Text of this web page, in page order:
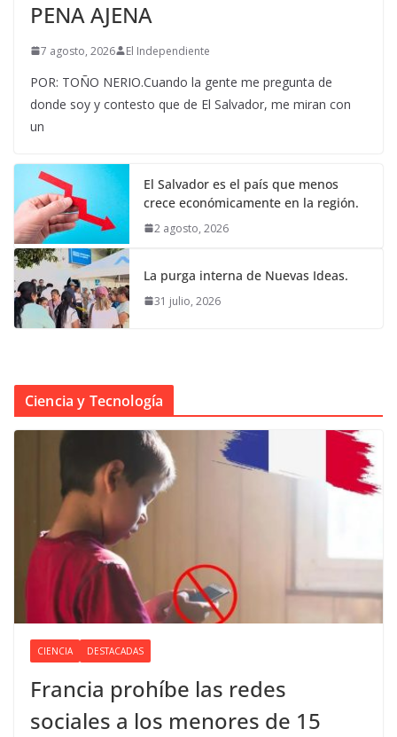
PENA AJENA
7 agosto, 2026 El Independiente
POR: TOÑO NERIO.Cuando la gente me pregunta de
donde soy y contesto que de El Salvador, me miran con
un
El Salvador es el país que menos
crece económicamente en la región.
2 agosto, 2026
La purga interna de Nuevas Ideas.
31 julio, 2026
Ciencia y Tecnología
CIENCIA DESTACADAS
Francia prohíbe las redes
sociales a los menores de 15